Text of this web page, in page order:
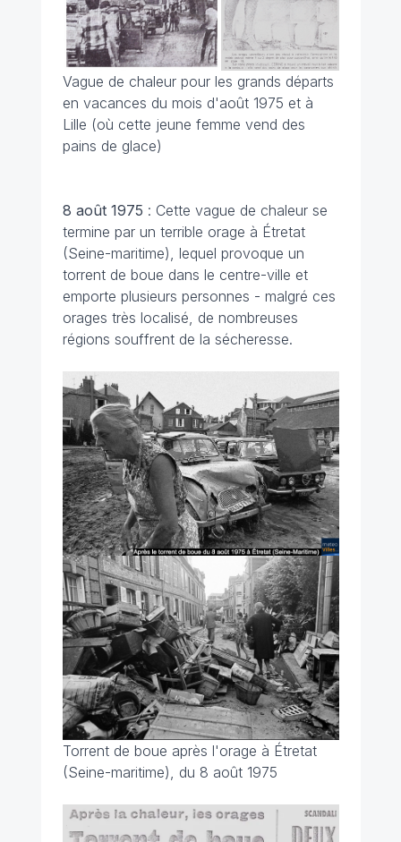
Vague de chaleur pour les grands départs
en vacances du mois d'août 1975 et à
Lille (où cette jeune femme vend des
pains de glace)
8 août 1975 : Cette vague de chaleur se
termine par un terrible orage à Étretat
(Seine-maritime), lequel provoque un
torrent de boue dans le centre-ville et
emporte plusieurs personnes - malgré ces
orages très localisé, de nombreuses
régions souffrent de la sécheresse.
Torrent de boue après l'orage à Étretat
(Seine-maritime), du 8 août 1975